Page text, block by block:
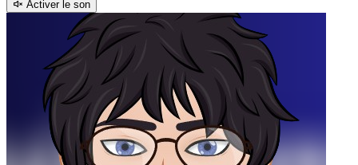
Activer le son